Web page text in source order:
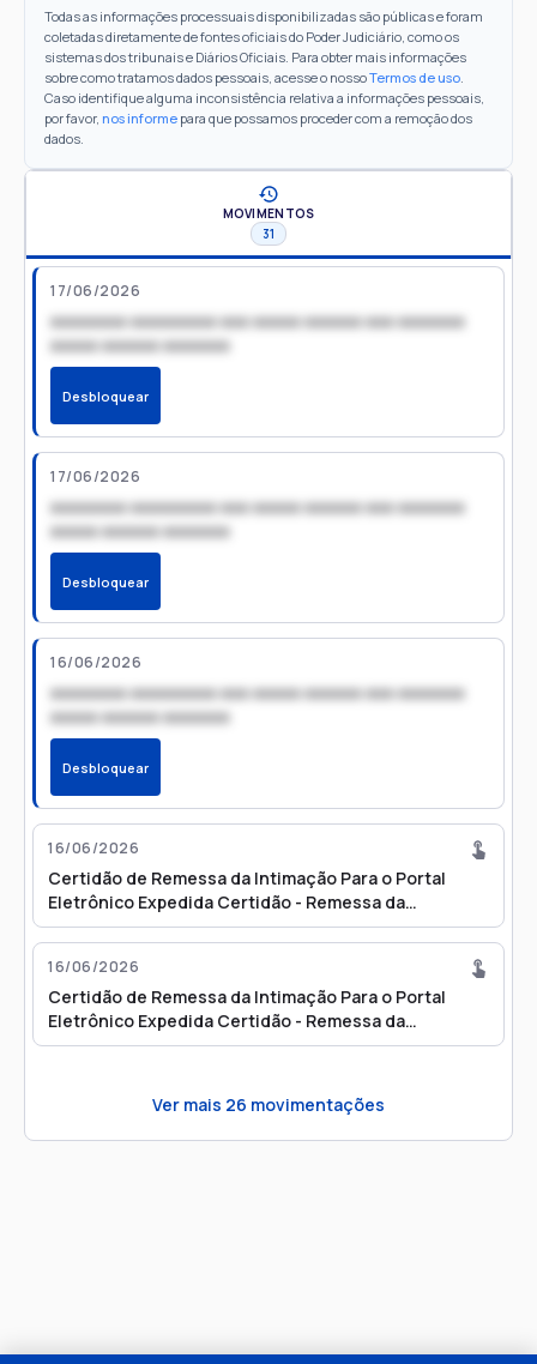
Todas as informações processuais disponibilizadas são públicas e foram
coletadas diretamente de fontes oficiais do Poder Judiciário, como os
sistemas dos tribunais e Diários Oficiais. Para obter mais informações
sobre como tratamos dados pessoais, acesse o nossoTermos de uso.
Caso identifique alguma inconsistência relativa a informações pessoais,
por favor, nos informe para que possamos proceder com a remoção dos
dados.
MOVIMENTOS
31
17/06/2026
xxxxxxxx xxxxxxxxx xxx xxxxx xxxxxx xxx xxxxxxx
xxxxx xxxxxx xxxxxxx
Desbloquear
17/06/2026
xxxxxxxx xxxxxxxxx xxx xxxxx xxxxxx xxx xxxxxxx
xxxxx xxxxxx xxxxxxx
Desbloquear
16/06/2026
xxxxxxxx xxxxxxxxx xxx xxxxx xxxxxx xxx xxxxxxx
xxxxx xxxxxx xxxxxxx
Desbloquear
16/06/2026
Certidão de Remessa da Intimação Para o Portal
Eletrônico Expedida Certidão - Remessa da
Intimação para o Portal Eletrônico
16/06/2026
Certidão de Remessa da Intimação Para o Portal
Eletrônico Expedida Certidão - Remessa da
Intimação para o Portal Eletrônico
Ver mais 26 movimentações